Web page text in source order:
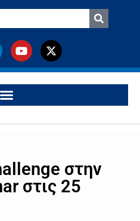
στην
στις 25